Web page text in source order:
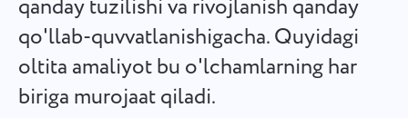
中文 (中国)
Kiswahili
qanday tuzilishi va rivojlanish qanday
qo'llab-quvvatlanishigacha. Quyidagi
oltita amaliyot bu o'lchamlarning har
biriga murojaat qiladi.
Vazifalarni Kanban taxtasida boshqaring, vazifalarni filtrlash
va taxtangizni kengaytiring.
Loyiha boshqaruvi